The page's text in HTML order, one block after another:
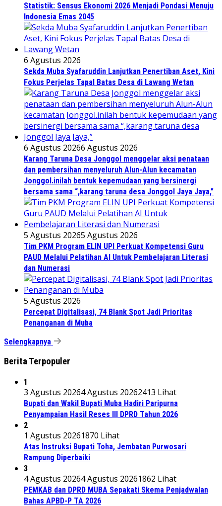
Statistik: Sensus Ekonomi 2026 Menjadi Pondasi Menuju
Indonesia Emas 2045
6 Agustus 2026
Sekda Muba Syafaruddin Lanjutkan Penertiban Aset, Kini
Fokus Perjelas Tapal Batas Desa di Lawang Wetan
6 Agustus 20266 Agustus 2026
Karang Taruna Desa Jonggol menggelar aksi penataan
dan pembersihan menyeluruh Alun-Alun kecamatan
Jonggol.inilah bentuk kepemudaan yang bersinergi
bersama sama “,karang taruna desa Jonggol Jaya Jaya,”
5 Agustus 20265 Agustus 2026
Tim PKM Program ELIN UPI Perkuat Kompetensi Guru
PAUD Melalui Pelatihan AI Untuk Pembelajaran Literasi
dan Numerasi
5 Agustus 2026
Percepat Digitalisasi, 74 Blank Spot Jadi Prioritas
Penanganan di Muba
Selengkapnya
Berita Terpopuler
1
3 Agustus 20264 Agustus 20262413 Lihat
Bupati dan Wakil Bupati Muba Hadiri Paripurna
Penyampaian Hasil Reses III DPRD Tahun 2026
2
1 Agustus 20261870 Lihat
Atas Instruksi Bupati Toha, Jembatan Purwosari
Rampung Diperbaiki
3
4 Agustus 20264 Agustus 20261862 Lihat
PEMKAB dan DPRD MUBA Sepakati Skema Penjadwalan
Bahas APBD-P TA 2026